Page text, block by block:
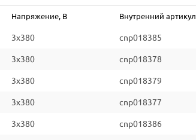
Напряжение, В Внутренний артикул
3x380 cnp018385
3x380 cnp018378
3x380 cnp018379
3x380 cnp018377
3x380 cnp018386